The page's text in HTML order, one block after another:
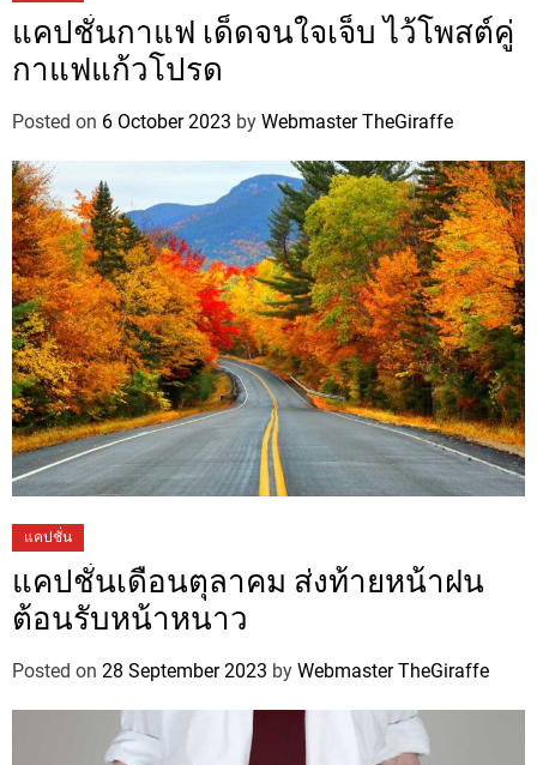
แคปชั่นกาแฟ เด็ดจนใจเจ็บ ไว้โพสต์คู่
กาแฟแก้วโปรด
Posted on 6 October 2023 by Webmaster TheGiraffe
แคปชั่น
แคปชั่นเดือนตุลาคม ส่งท้ายหน้าฝน
ต้อนรับหน้าหนาว
Posted on 28 September 2023 by Webmaster TheGiraffe